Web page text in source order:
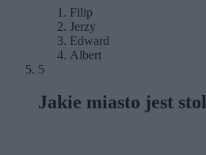
Filip
Jerzy
Edward
Albert
5
Jakie miasto jest